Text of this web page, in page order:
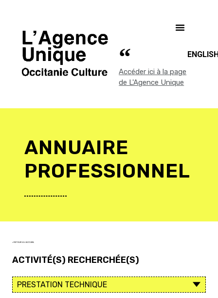
Accéder ici à la page
de L'Agence Unique
ANNUAIRE
PROFESSIONNEL
< RETOUR À L'ACCUEIL
ACTIVITÉ(S) RECHERCHÉE(S)